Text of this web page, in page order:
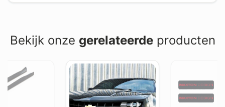
Bekijk onze gerelateerdeproducten